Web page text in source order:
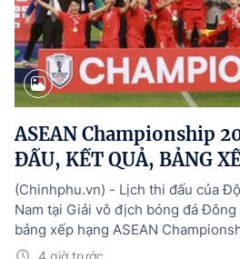
ASEAN Championship
ĐẤU, KẾT QUẢ, BẢNG
4 giờ trước
(Chinhphu.vn) - Lịch thi đấu của
Nam tại Giải vô địch bóng đá Đông
bảng xếp hạng ASEAN